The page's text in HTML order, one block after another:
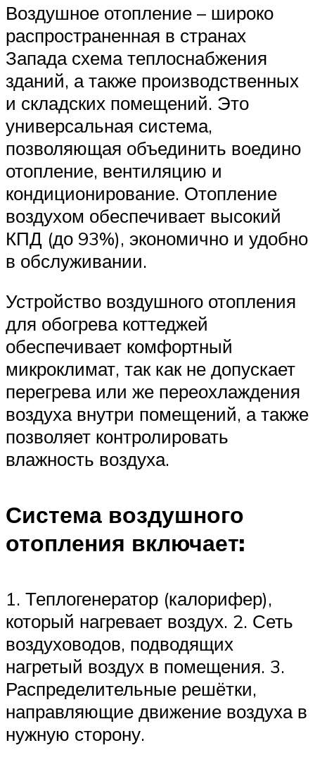
Воздушное отопление – широко
распространенная в странах
Запада схема теплоснабжения
зданий, а также производственных
и складских помещений. Это
универсальная система,
позволяющая объединить воедино
отопление, вентиляцию и
кондиционирование. Отопление
воздухом обеспечивает высокий
КПД (до 93%), экономично и удобно
в обслуживании.
Устройство воздушного отопления
для обогрева коттеджей
обеспечивает комфортный
микроклимат, так как не допускает
перегрева или же переохлаждения
воздуха внутри помещений, а также
позволяет контролировать
влажность воздуха.
Система воздушного
отопления включает:
1. Теплогенератор (калорифер),
который нагревает воздух. 2. Сеть
воздуховодов, подводящих
нагретый воздух в помещения. 3.
Распределительные решётки,
направляющие движение воздуха в
нужную сторону.